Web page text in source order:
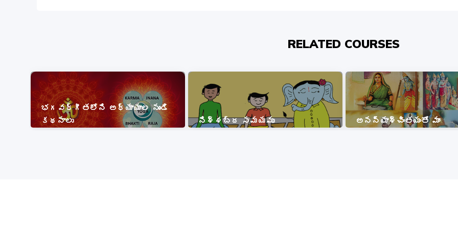
RELATED COURSES
భగవద్గీతలోని అధ్యాయాల నుండి
కథనాలు
నిశ్శబ్ద సమయము అనన్యాశ్చింతయంతో మాం